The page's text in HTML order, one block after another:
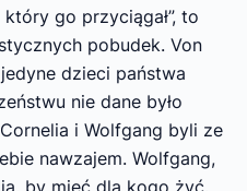
który go przyciągał”, to
pobudek. Von
dzieci państwa
nie dane było
i Wolfgang byli ze
nawzajem. Wolfgang,
by mieć dla kogo żyć.